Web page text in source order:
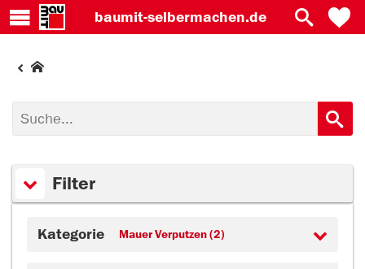
baumit-selbermachen.de
Filter
Kategorie Mauer Verputzen (2)